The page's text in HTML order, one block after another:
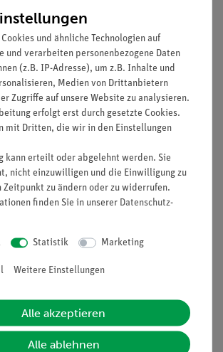
P1308600
Modellversuch zur
fraktionierten
Erdöldestillation
3.658,18 €
und ähnliche Technologien auf
und verarbeiten personenbezogene Daten
(z.B. IP-Adresse), um z.B. Inhalte und
Medien von Drittanbietern
Zugriffe auf unsere Website zu analysieren.
erfolgt erst durch gesetzte Cookies.
mit Dritten, die wir in den Einstellungen
kann erteilt oder abgelehnt werden. Sie
nicht einzuwilligen und die Einwilligung zu
Zeitpunkt zu ändern oder zu widerrufen.
finden Sie in unserer Daten­schutz­
Statistik Marketing
Weitere Einstellungen
Alle akzeptieren
Alle ablehnen